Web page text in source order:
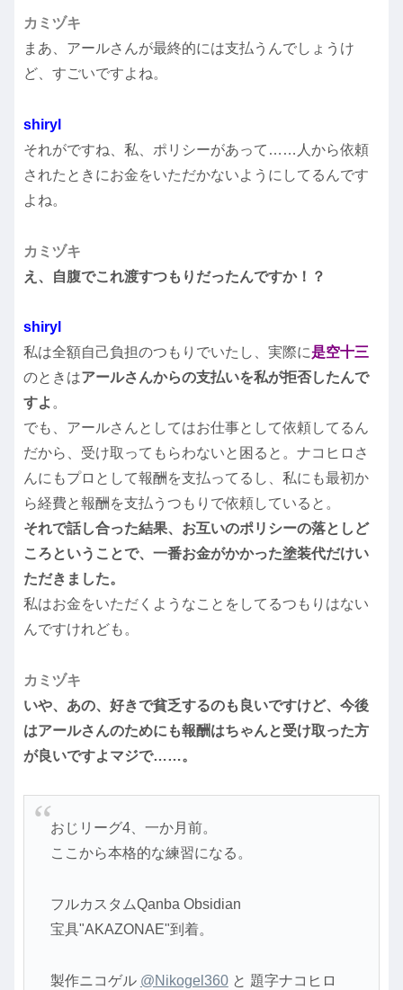
カミヅキ
まあ、アールさんが最終的には支払うんでしょうけ
ど、すごいですよね。
shiryl
それがですね、私、ポリシーがあって……人から依頼
されたときにお金をいただかないようにしてるんです
よね。
カミヅキ
え、自腹でこれ渡すつもりだったんですか！？
shiryl
私は全額自己負担のつもりでいたし、実際に是空十三
のときはアールさんからの支払いを私が拒否したんで
すよ。
でも、アールさんとしてはお仕事として依頼してるん
だから、受け取ってもらわないと困ると。ナコヒロさ
んにもプロとして報酬を支払ってるし、私にも最初か
ら経費と報酬を支払うつもりで依頼していると。
それで話し合った結果、お互いのポリシーの落としど
ころということで、一番お金がかかった塗装代だけい
ただきました。
私はお金をいただくようなことをしてるつもりはない
んですけれども。
カミヅキ
いや、あの、好きで貧乏するのも良いですけど、今後
はアールさんのためにも報酬はちゃんと受け取った方
が良いですよマジで……。
おじリーグ4、一か月前。
ここから本格的な練習になる。
フルカスタムQanba Obsidian
宝具"AKAZONAE"到着。
製作ニコゲル @Nikogel360と 題字ナコヒロ